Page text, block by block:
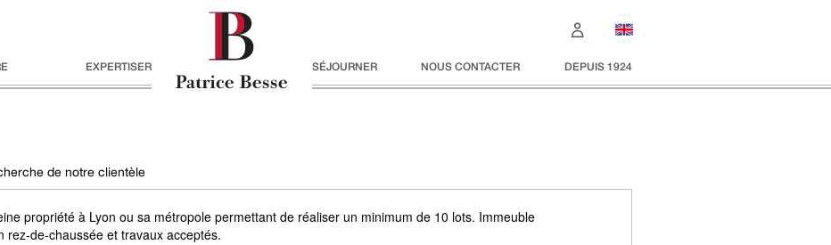
EXPERTISER SÉJOURNER NOUS CONTACTER DEPUIS 1924
de notre clientèle
propriété à Lyon ou sa métropole permettant de réaliser un minimum de 10 lots. Immeuble
rez-de-chaussée et travaux acceptés.